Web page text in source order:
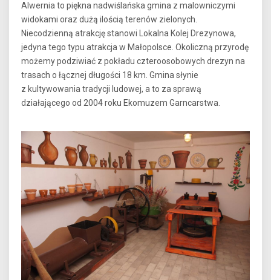
Alwernia to piękna nadwiślańska gmina z malowniczymi
widokami oraz dużą ilością terenów zielonych.
Niecodzienną atrakcję stanowi Lokalna Kolej Drezynowa,
jedyna tego typu atrakcja w Małopolsce. Okoliczną przyrodę
możemy podziwiać z pokładu czteroosobowych drezyn na
trasach o łącznej długości 18 km. Gmina słynie
z kultywowania tradycji ludowej, a to za sprawą
działającego od 2004 roku Ekomuzem Garncarstwa.